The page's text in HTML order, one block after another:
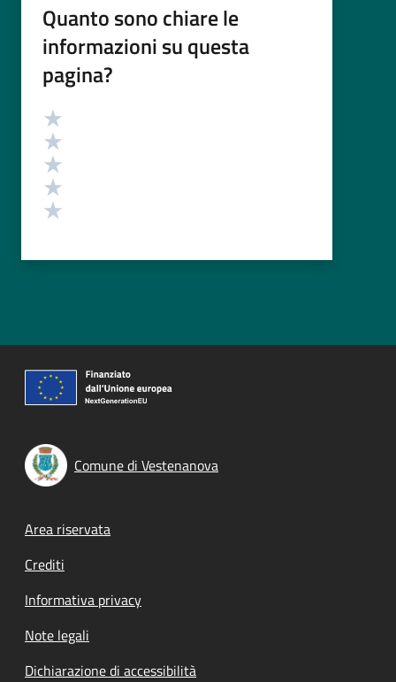
Quanto sono chiare le
informazioni su questa
pagina?
Valutazione
Comune di Vestenanova
Footer menu
Area riservata
Crediti
Informativa privacy
Note legali
Dichiarazione di accessibilità